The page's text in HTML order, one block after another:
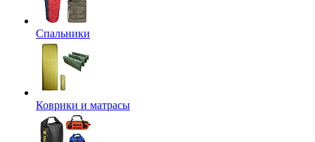
Спальники
Коврики и матрасы